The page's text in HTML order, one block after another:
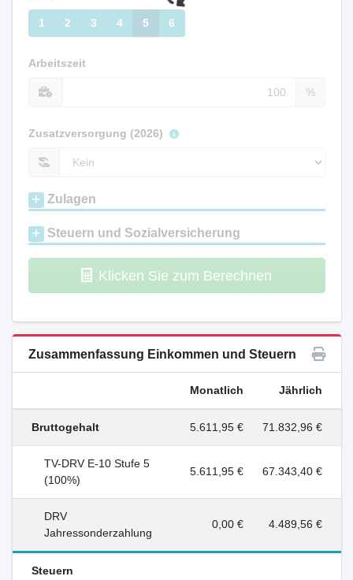
1 2 3 4 5 6
Arbeitszeit
%
Zusatzversorgung (2026)
Zulagen
Steuern und Sozialversicherung
Klicken Sie zum Berechnen
Zusammenfassung Einkommen und Steuern
Monatlich Jährlich
Bruttogehalt 5.611,95 € 71.832,96 €
TV-DRV E-10 Stufe 5
(100%)
5.611,95 € 67.343,40 €
DRV
Jahressonderzahlung
0,00 € 4.489,56 €
Steuern